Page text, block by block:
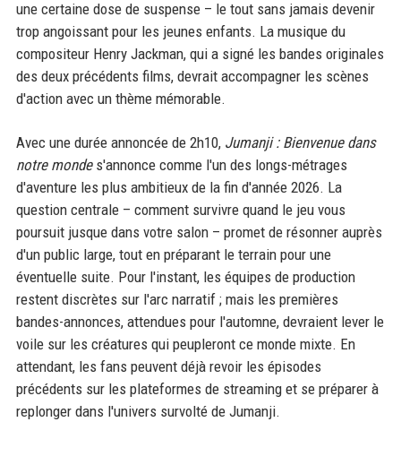
une certaine dose de suspense – le tout sans jamais devenir
trop angoissant pour les jeunes enfants. La musique du
compositeur Henry Jackman, qui a signé les bandes originales
des deux précédents films, devrait accompagner les scènes
d'action avec un thème mémorable.
Avec une durée annoncée de 2h10, Jumanji : Bienvenue dans
notre mondes'annonce comme l'un des longs-métrages
d'aventure les plus ambitieux de la fin d'année 2026. La
question centrale – comment survivre quand le jeu vous
poursuit jusque dans votre salon – promet de résonner auprès
d'un public large, tout en préparant le terrain pour une
éventuelle suite. Pour l'instant, les équipes de production
restent discrètes sur l'arc narratif ; mais les premières
bandes-annonces, attendues pour l'automne, devraient lever le
voile sur les créatures qui peupleront ce monde mixte. En
attendant, les fans peuvent déjà revoir les épisodes
précédents sur les plateformes de streaming et se préparer à
replonger dans l'univers survolté de Jumanji.